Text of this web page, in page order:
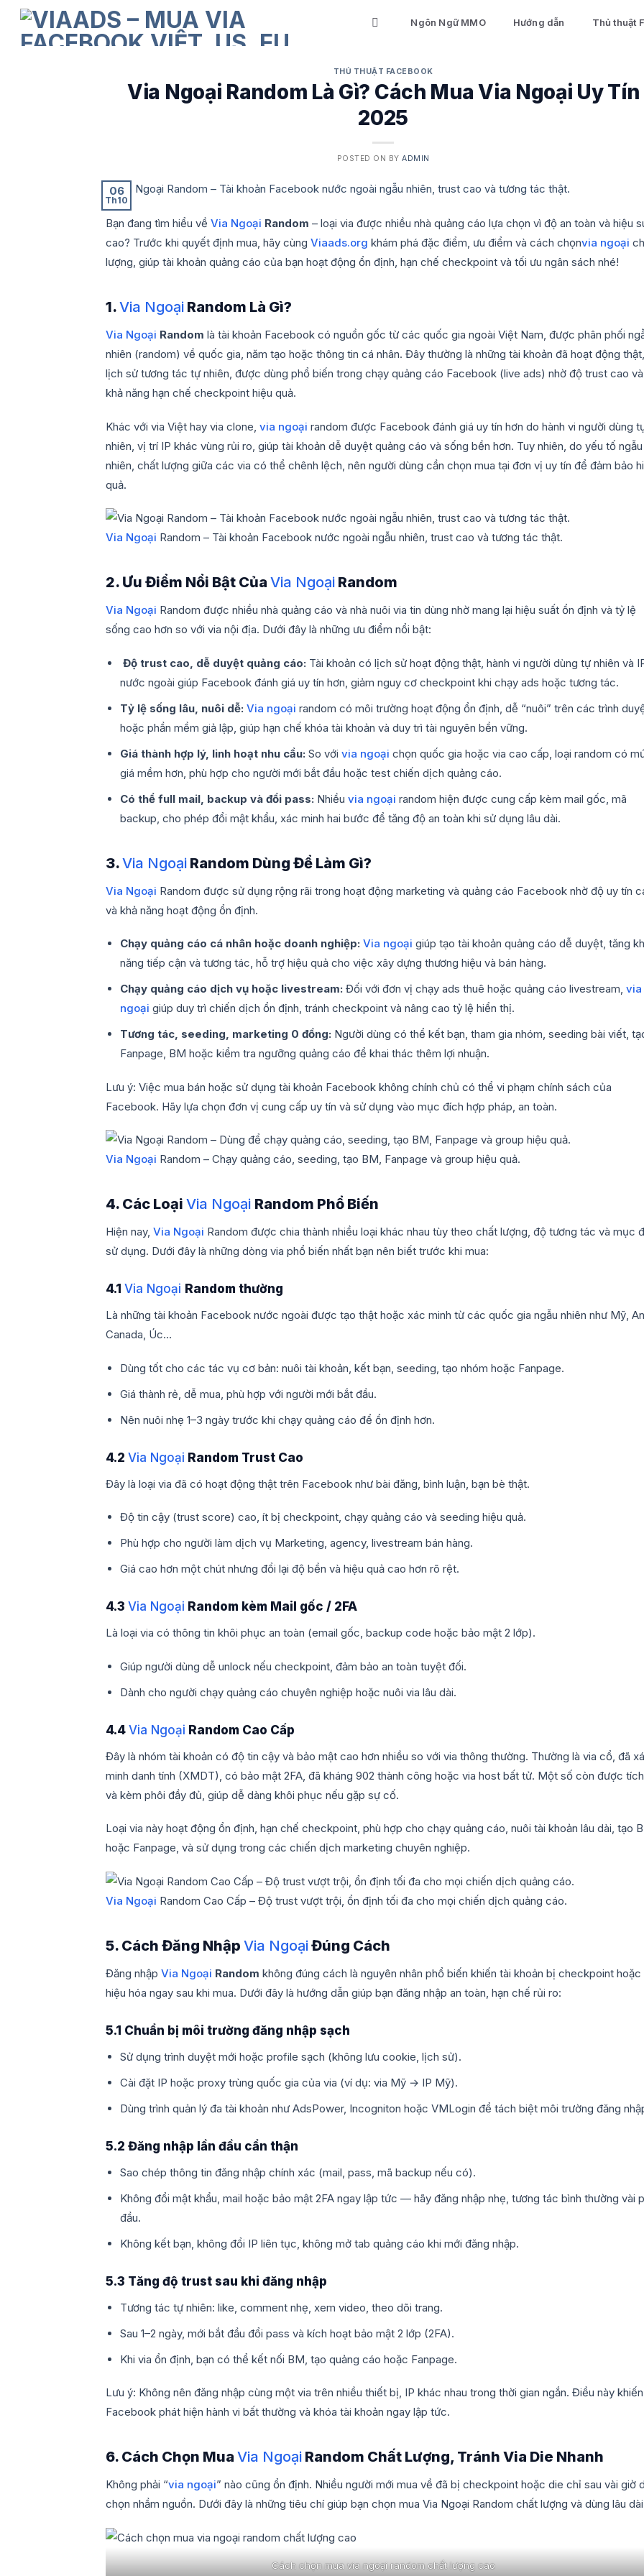
content
Ngôn Ngữ MMO Hướng dẫn Thủ thuật
THỦ THUẬT FACEBOOK
Via Ngoại Random Là Gì? Cách Mua Via Ngoại Uy Tín
2025
POSTED ON BYADMIN
06
Th10
Bạn đang tìm hiểu về Via Ngoại Random – loại via được nhiều nhà quảng cáo lựa chọn vì độ an toàn và hiệu
cao? Trước khi quyết định mua, hãy cùng Viaads.org khám phá đặc điểm, ưu điểm và cách chọnvia ngoại
lượng, giúp tài khoản quảng cáo của bạn hoạt động ổn định, hạn chế checkpoint và tối ưu ngân sách nhé!
1.Via Ngoại Random Là Gì?
Via Ngoại Random là tài khoản Facebook có nguồn gốc từ các quốc gia ngoài Việt Nam, được phân phối
nhiên (random) về quốc gia, năm tạo hoặc thông tin cá nhân. Đây thường là những tài khoản đã hoạt động
lịch sử tương tác tự nhiên, được dùng phổ biến trong chạy quảng cáo Facebook (live ads) nhờ độ trust cao và
khả năng hạn chế checkpoint hiệu quả.
Khác với via Việt hay via clone, via ngoại random được Facebook đánh giá uy tín hơn do hành vi người dùng
nhiên, vị trí IP khác vùng rủi ro, giúp tài khoản dễ duyệt quảng cáo và sống bền hơn. Tuy nhiên, do yếu tố ngẫu
nhiên, chất lượng giữa các via có thể chênh lệch, nên người dùng cần chọn mua tại đơn vị uy tín để đảm bảo
quả.
Via Ngoại Random – Tài khoản Facebook nước ngoài ngẫu nhiên, trust cao và tương tác thật.
2. Ưu Điểm Nổi Bật Của Via Ngoại Random
Via Ngoại Random được nhiều nhà quảng cáo và nhà nuôi via tin dùng nhờ mang lại hiệu suất ổn định và tỷ lệ
sống cao hơn so với via nội địa. Dưới đây là những ưu điểm nổi bật:
Độ trust cao, dễ duyệt quảng cáo: Tài khoản có lịch sử hoạt động thật, hành vi người dùng tự nhiên và
nước ngoài giúp Facebook đánh giá uy tín hơn, giảm nguy cơ checkpoint khi chạy ads hoặc tương tác.
Tỷ lệ sống lâu, nuôi dễ: Via ngoại random có môi trường hoạt động ổn định, dễ “nuôi” trên các trình
hoặc phần mềm giả lập, giúp hạn chế khóa tài khoản và duy trì tài nguyên bền vững.
Giá thành hợp lý, linh hoạt nhu cầu: So với via ngoại chọn quốc gia hoặc via cao cấp, loại random có
giá mềm hơn, phù hợp cho người mới bắt đầu hoặc test chiến dịch quảng cáo.
Có thể full mail, backup và đổi pass: Nhiều via ngoại random hiện được cung cấp kèm mail gốc, mã
backup, cho phép đổi mật khẩu, xác minh hai bước để tăng độ an toàn khi sử dụng lâu dài.
3.Via Ngoại Random Dùng Để Làm Gì?
Via Ngoại Random được sử dụng rộng rãi trong hoạt động marketing và quảng cáo Facebook nhờ độ uy tín
và khả năng hoạt động ổn định.
Chạy quảng cáo cá nhân hoặc doanh nghiệp: Via ngoại giúp tạo tài khoản quảng cáo dễ duyệt, tăng
năng tiếp cận và tương tác, hỗ trợ hiệu quả cho việc xây dựng thương hiệu và bán hàng.
Chạy quảng cáo dịch vụ hoặc livestream: Đối với đơn vị chạy ads thuê hoặc quảng cáo livestream, via
ngoại giúp duy trì chiến dịch ổn định, tránh checkpoint và nâng cao tỷ lệ hiển thị.
Tương tác, seeding, marketing 0 đồng: Người dùng có thể kết bạn, tham gia nhóm, seeding bài viết,
Fanpage, BM hoặc kiểm tra ngưỡng quảng cáo để khai thác thêm lợi nhuận.
Lưu ý: Việc mua bán hoặc sử dụng tài khoản Facebook không chính chủ có thể vi phạm chính sách của
Facebook. Hãy lựa chọn đơn vị cung cấp uy tín và sử dụng vào mục đích hợp pháp, an toàn.
Via Ngoại Random – Chạy quảng cáo, seeding, tạo BM, Fanpage và group hiệu quả.
4. Các Loại Via Ngoại Random Phổ Biến
Hiện nay, Via Ngoại Random được chia thành nhiều loại khác nhau tùy theo chất lượng, độ tương tác và mục
sử dụng. Dưới đây là những dòng via phổ biến nhất bạn nên biết trước khi mua:
4.1 Via Ngoại Random thường
Là những tài khoản Facebook nước ngoài được tạo thật hoặc xác minh từ các quốc gia ngẫu nhiên như Mỹ,
Canada, Úc…
Dùng tốt cho các tác vụ cơ bản: nuôi tài khoản, kết bạn, seeding, tạo nhóm hoặc Fanpage.
Giá thành rẻ, dễ mua, phù hợp với người mới bắt đầu.
Nên nuôi nhẹ 1–3 ngày trước khi chạy quảng cáo để ổn định hơn.
4.2 Via Ngoại Random Trust Cao
Đây là loại via đã có hoạt động thật trên Facebook như bài đăng, bình luận, bạn bè thật.
Độ tin cậy (trust score) cao, ít bị checkpoint, chạy quảng cáo và seeding hiệu quả.
Phù hợp cho người làm dịch vụ Marketing, agency, livestream bán hàng.
Giá cao hơn một chút nhưng đổi lại độ bền và hiệu quả cao hơn rõ rệt.
4.3 Via Ngoại Random kèm Mail gốc / 2FA
Là loại via có thông tin khôi phục an toàn (email gốc, backup code hoặc bảo mật 2 lớp).
Giúp người dùng dễ unlock nếu checkpoint, đảm bảo an toàn tuyệt đối.
Dành cho người chạy quảng cáo chuyên nghiệp hoặc nuôi via lâu dài.
4.4 Via Ngoại Random Cao Cấp
Đây là nhóm tài khoản có độ tin cậy và bảo mật cao hơn nhiều so với via thông thường. Thường là via cổ, đã
minh danh tính (XMDT), có bảo mật 2FA, đã kháng 902 thành công hoặc via host bất tử. Một số còn được
và kèm phôi đầy đủ, giúp dễ dàng khôi phục nếu gặp sự cố.
Loại via này hoạt động ổn định, hạn chế checkpoint, phù hợp cho chạy quảng cáo, nuôi tài khoản lâu dài, tạo
hoặc Fanpage, và sử dụng trong các chiến dịch marketing chuyên nghiệp.
Via Ngoại Random Cao Cấp – Độ trust vượt trội, ổn định tối đa cho mọi chiến dịch quảng cáo.
5. Cách Đăng Nhập Via NgoạiĐúng Cách
Đăng nhập Via Ngoại Random không đúng cách là nguyên nhân phổ biến khiến tài khoản bị checkpoint hoặc
hiệu hóa ngay sau khi mua. Dưới đây là hướng dẫn giúp bạn đăng nhập an toàn, hạn chế rủi ro:
5.1 Chuẩn bị môi trường đăng nhập sạch
Sử dụng trình duyệt mới hoặc profile sạch (không lưu cookie, lịch sử).
Cài đặt IP hoặc proxy trùng quốc gia của via (ví dụ: via Mỹ → IP Mỹ).
Dùng trình quản lý đa tài khoản như AdsPower, Incogniton hoặc VMLogin để tách biệt môi trường đăng
5.2 Đăng nhập lần đầu cẩn thận
Sao chép thông tin đăng nhập chính xác (mail, pass, mã backup nếu có).
Không đổi mật khẩu, mail hoặc bảo mật 2FA ngay lập tức — hãy đăng nhập nhẹ, tương tác bình thường vài
đầu.
Không kết bạn, không đổi IP liên tục, không mở tab quảng cáo khi mới đăng nhập.
5.3 Tăng độ trust sau khi đăng nhập
Tương tác tự nhiên: like, comment nhẹ, xem video, theo dõi trang.
Sau 1–2 ngày, mới bắt đầu đổi pass và kích hoạt bảo mật 2 lớp (2FA).
Khi via ổn định, bạn có thể kết nối BM, tạo quảng cáo hoặc Fanpage.
Lưu ý: Không nên đăng nhập cùng một via trên nhiều thiết bị, IP khác nhau trong thời gian ngắn. Điều này khiến
Facebook phát hiện hành vi bất thường và khóa tài khoản ngay lập tức.
6. Cách Chọn Mua Via Ngoại Random Chất Lượng, Tránh Via Die Nhanh
Không phải “via ngoại” nào cũng ổn định. Nhiều người mới mua về đã bị checkpoint hoặc die chỉ sau vài giờ
chọn nhầm nguồn. Dưới đây là những tiêu chí giúp bạn chọn mua Via Ngoại Random chất lượng và dùng lâu
Cách chọn mua via ngoại random chất lượng cao